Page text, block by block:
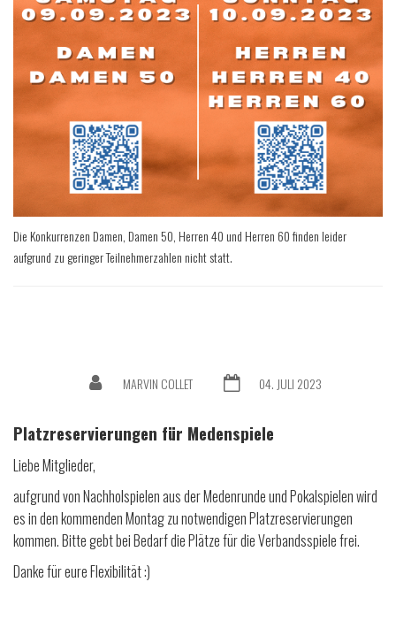
Die Konkurrenzen Damen, Damen 50, Herren 40 und Herren 60 finden leider
aufgrund zu geringer Teilnehmerzahlen nicht statt.
MARVIN COLLET 04. JULI 2023
Platzreservierungen für Medenspiele
Liebe Mitglieder,
aufgrund von Nachholspielen aus der Medenrunde und Pokalspielen wird
es in den kommenden Montag zu notwendigen Platzreservierungen
kommen. Bitte gebt bei Bedarf die Plätze für die Verbandsspiele frei.
Danke für eure Flexibilität :)